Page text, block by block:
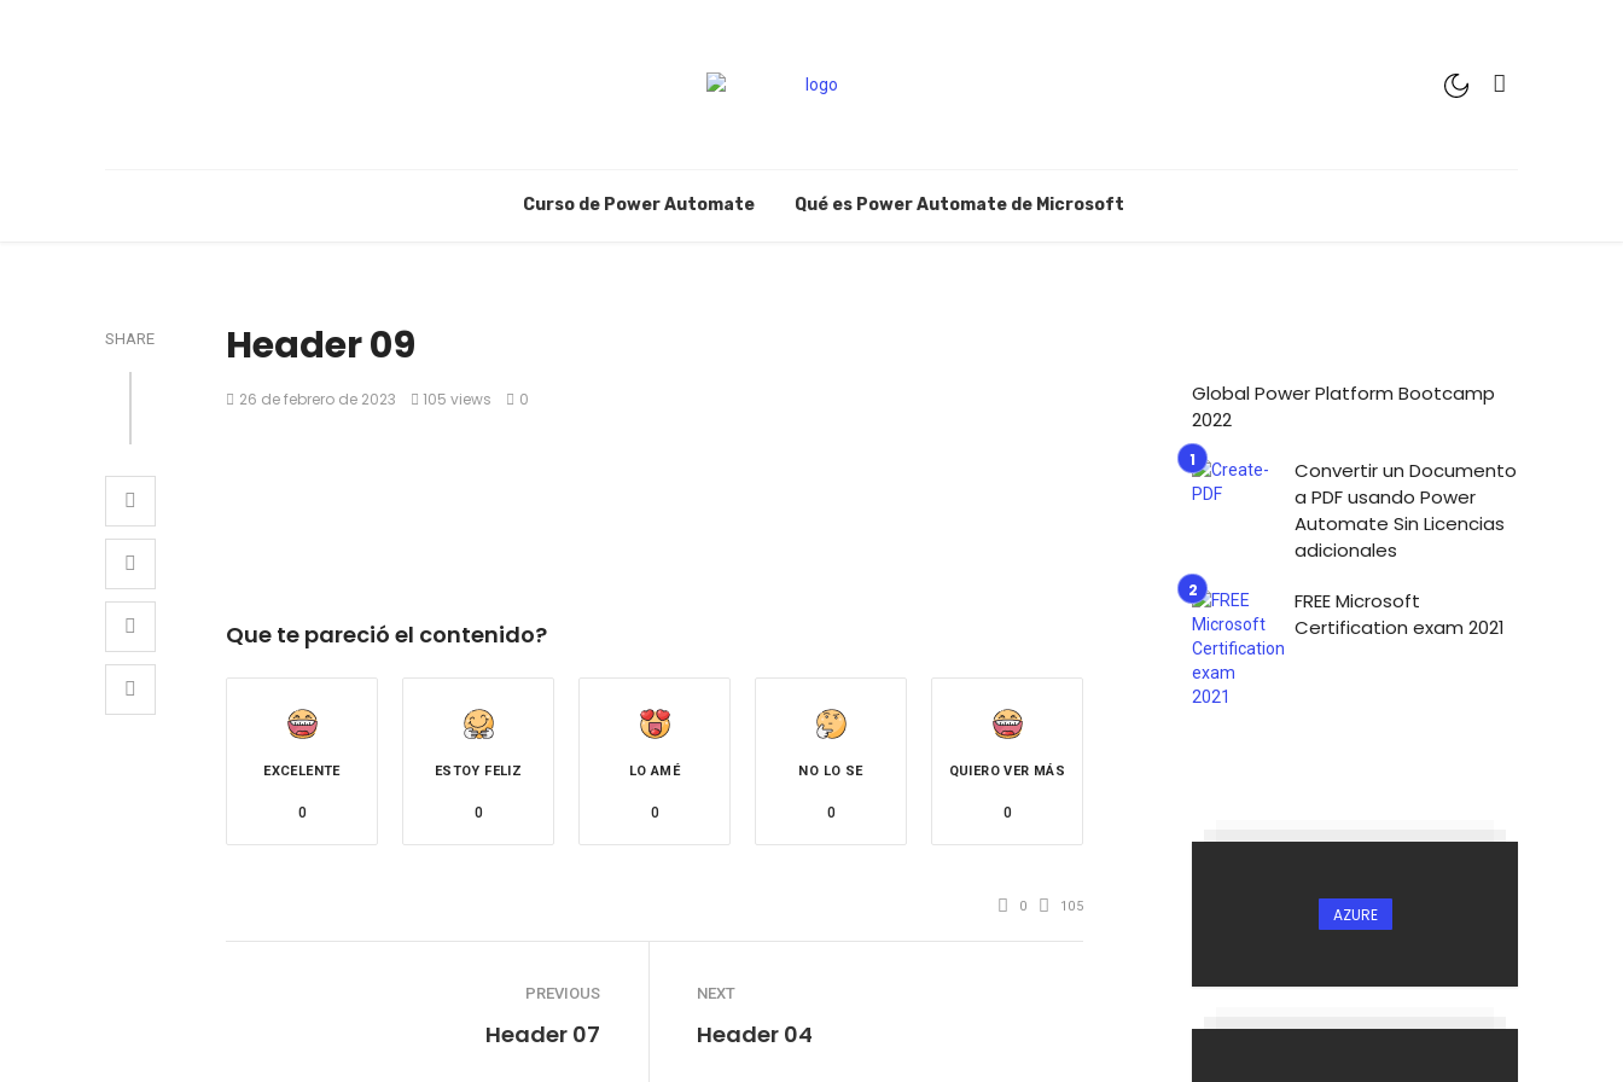
Curso de Power Automate Qué es Power Automate de Microsoft
SHARE Header 09
26 de febrero de 2023 105 views 0
Que te pareció el contenido?
EXCELENTE
0
ESTOY FELIZ
0
LO AMÉ
0
NO LO SE
0
QUIERO VER MÁS
0
0 105
PREVIOUS
Header 07
NEXT
Header 04
Global Power Platform Bootcamp
2022
Convertir un Documento
a PDF usando Power
Automate Sin Licencias
adicionales
FREE Microsoft
Certification exam 2021
AZURE